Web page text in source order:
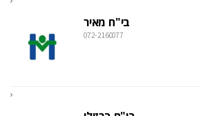
בי"ח מאיר
072-2160077